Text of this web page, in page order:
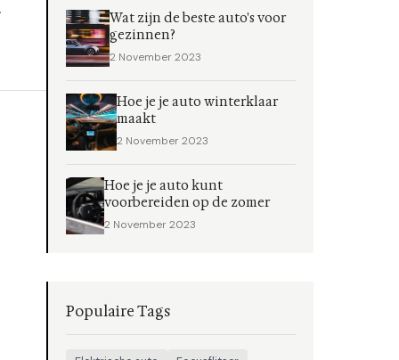
Wat zijn de beste auto's voor
gezinnen?
2 November 2023
Hoe je je auto winterklaar
maakt
2 November 2023
Hoe je je auto kunt
voorbereiden op de zomer
2 November 2023
Populaire Tags